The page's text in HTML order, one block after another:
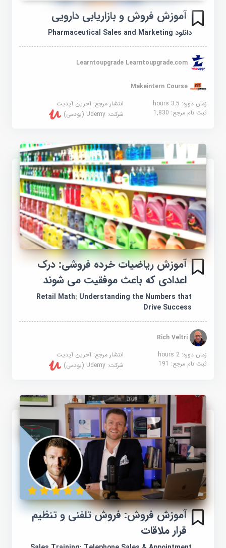
آموزش فروش و بازاریابی دارویی
دانلود Pharmaceutical Sales and Marketing
Learntoupgrade Learntoupgrade.com
Makeintern Course
زمان دوره: 3.5 hours
انتشار مرجع:آخرین آپدیت
ثبت نام مرجع:1,830 شرکت:Udemy (یودمی)
آموزش ریاضیات خرده فروشی: درک
اعدادی که باعث موفقیت می شوند
Retail Math: Understanding the Numbers that
Drive Success
Rich Veltri
زمان دوره: 2 hours
انتشار مرجع:آخرین آپدیت
ثبت نام مرجع:191 شرکت:Udemy (یودمی)
آموزش فروش: فروش تلفنی و تنظیم
قرار ملاقات